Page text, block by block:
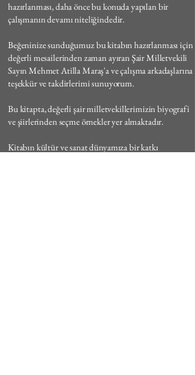
hazırlanması, daha önce bu konuda yapılan bir
çalışmanın devamı niteliğindedir.
Beğeninize sunduğumuz bu kitabın hazırlanması için
değerli mesailerinden zaman ayıran Şair Milletvekili
Sayın Mehmet Atilla Maraş'a ve çalışma arkadaşlarına
teşekkür ve takdirlerimi sunuyorum.
Bu kitapta, değerli şair milletvekillerimizin biyografi
ve şiirlerinden seçme örnekler yer almaktadır.
Kitabın kültür ve sanat dünyamıza bir katkı